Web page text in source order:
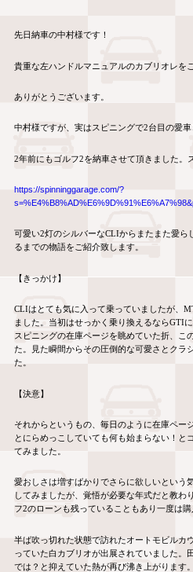
先日納車の中村様です！
貴重な左ハンドルマニュアルのカブリオレを
ありがとうございます。
中村様ですが、実はスピニングで2台目の愛車
2年前にもゴルフ2を納車させて頂きました。
https://spinninggarage.com/?
可愛い2灯のシルバーなCLIからまたまた愛ら
るまでの物語をご紹介致します。
【きっかけ】
CLIはとても気に入って乗っていましたが、
ました。当初はせっかく乗り換えるならGTI
スピニングの在庫ページを眺めていた折、こ
た。見た瞬間からその圧倒的な可愛さとクラ
た。
【決意】
それからというもの、毎日のように在庫ペー
とにらめっこしていても何も始まらない！と
てみました。
愛おしさは増すばかりでさらに欲しいという
してみましたが、覚悟が必要な年式だと教わ
フ2のローンも残っていることもあり一度は購
半ば吹っ切れた状態で訪れたオートモビルカ
っていた白カブリオが出展されていました。
では？と抑えていた熱が再び沸き上がります